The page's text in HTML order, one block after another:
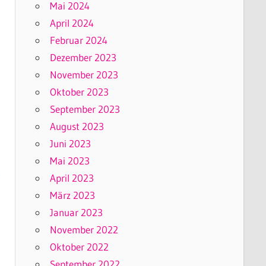
Mai 2024
April 2024
Februar 2024
Dezember 2023
November 2023
Oktober 2023
September 2023
August 2023
Juni 2023
Mai 2023
April 2023
März 2023
Januar 2023
November 2022
Oktober 2022